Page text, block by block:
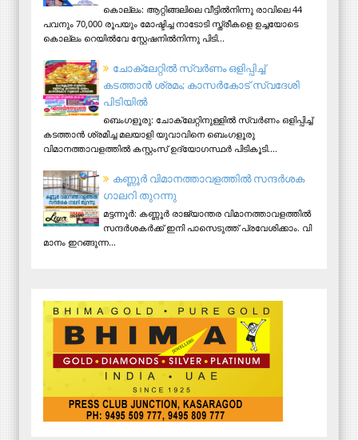
കൊല്ലം: ആറ്റിങ്ങലിലെ വീട്ടിൽനിന്നു രാവിലെ 44
പവനും 70,000 രൂപയും മോഷ്ടിച്ച നാടോടി സ്ത്രീകളെ ഉച്ചയോടെ
കൊല്ലം റെയിൽവേ സ്റ്റേഷനിൽനിന്നു പിടി...
ചോക്ലേറ്റിൽ സ്വർണം ഒളിപ്പിച്ച്
കടത്താൻ ശ്രമം; കാസർകോട് സ്വദേശി
പിടിയില്‍
ബെംഗളൂരു: ചോക്ലേറ്റിനുള്ളിൽ സ്വർണം ഒളിപ്പിച്ച്
കടത്താൻ ശ്രമിച്ച മലയാളി യുവാവിനെ ബെംഗളൂരു
വിമാനത്താവളത്തിൽ കസ്റ്റംസ് ഉദ്യോഗസ്ഥർ പിടികൂടി....
ക​ണ്ണൂ​ർ വി​മാ​ന​ത്താ​വ​ള​ത്തി​ൽ സ​ന്ദ​ർ​ശ​ക
ഗാ​ല​റി തു​റ​ന്നു
മ​ട്ട​ന്നൂ​ർ: ക​ണ്ണൂ​ർ രാ​ജ്യാ​ന്ത​ര വി​മാ​ന​ത്താ​വ​ള​ത്തി​ൽ
സ​ന്ദ​ർ​ശ​ക​ർ​ക്ക് ഇ​നി പാ​സെ​ടു​ത്ത് പ്ര​വേ​ശി​ക്കാം. വി​
മാ​നം ഇ​റ​ങ്ങു​ന്ന...